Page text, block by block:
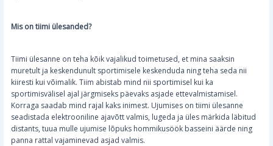
Mis on tiimi ülesanded?
Tiimi ülesanne on teha kõik vajalikud toimetused, et mina saaksin
muretult ja keskendunult sportimisele keskenduda ning teha seda nii
kiiresti kui võimalik. Tiim abistab mind nii sportimisel kui ka
sportimisvälisel ajal järgmiseks päevaks asjade ettevalmistamisel.
Korraga saadab mind rajal kaks inimest. Ujumises on tiimi ülesanne
seadistada elektrooniline ajavõtt valmis, lugeda ja üles märkida läbitud
distants, tuua mulle ujumise lõpuks hommikusöök basseini äärde ning
panna rattal vajaminevad asjad valmis.